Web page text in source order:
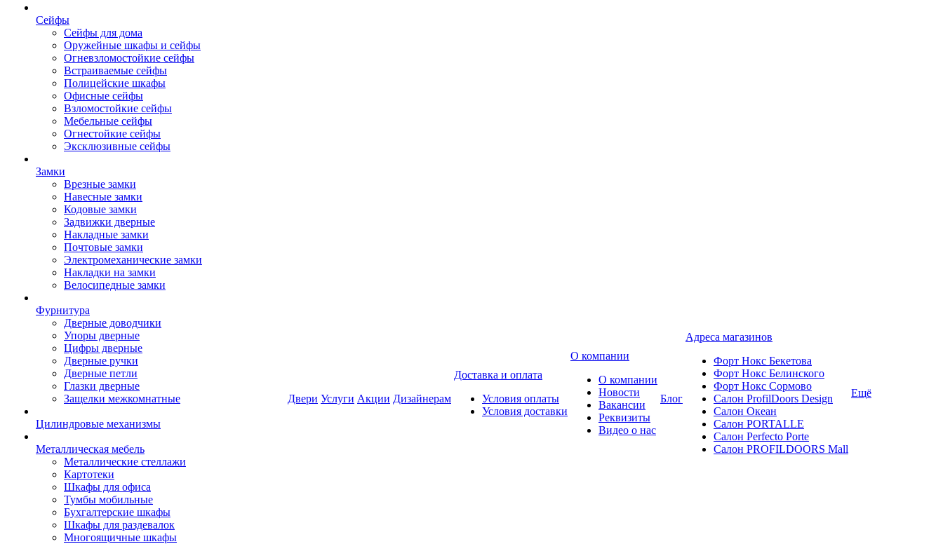
Сейфы
Сейфы для дома
Оружейные шкафы и сейфы
Огневзломостойкие сейфы
Встраиваемые сейфы
Полицейские шкафы
Офисные сейфы
Взломостойкие сейфы
Мебельные сейфы
Огнестойкие сейфы
Эксклюзивные сейфы
Замки
Врезные замки
Навесные замки
Кодовые замки
Задвижки дверные
Накладные замки
Почтовые замки
Электромеханические замки
Накладки на замки
Велосипедные замки
Фурнитура
Дверные доводчики
Упоры дверные
Цифры дверные
Дверные ручки
Дверные петли
Глазки дверные
Защелки межкомнатные
Цилиндровые механизмы
Металлическая мебель
Металлические стеллажи
Картотеки
Шкафы для офиса
Тумбы мобильные
Бухгалтерские шкафы
Шкафы для раздевалок
Многоящичные шкафы
Двери Услуги Акции Дизайнерам
Доставка и оплата
Условия оплаты
Условия доставки
О компании
О компании
Новости
Вакансии
Реквизиты
Видео о нас
Блог
Адреса магазинов
Форт Нокс Бекетова
Форт Нокс Белинского
Форт Нокс Сормово
Салон ProfilDoors Design
Салон Океан
Салон PORTALLE
Салон Perfecto Portе
Салон PROFILDOORS Mall
Ещё